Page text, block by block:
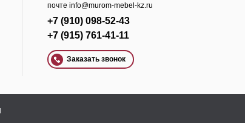
почте info@murom-mebel-kz.ru
+7 (910) 098-52-43
+7 (915) 761-41-11
Заказать звонок